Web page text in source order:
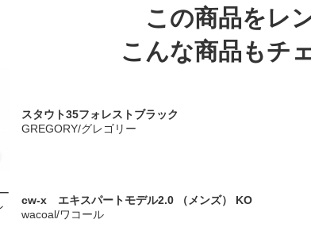
この商品をレ
こんな商品もチ
スタウト35フォレストブラック
GREGORY/グレゴリー
cw-x エキスパートモデル2.0 （メンズ） KO
wacoal/ワコール